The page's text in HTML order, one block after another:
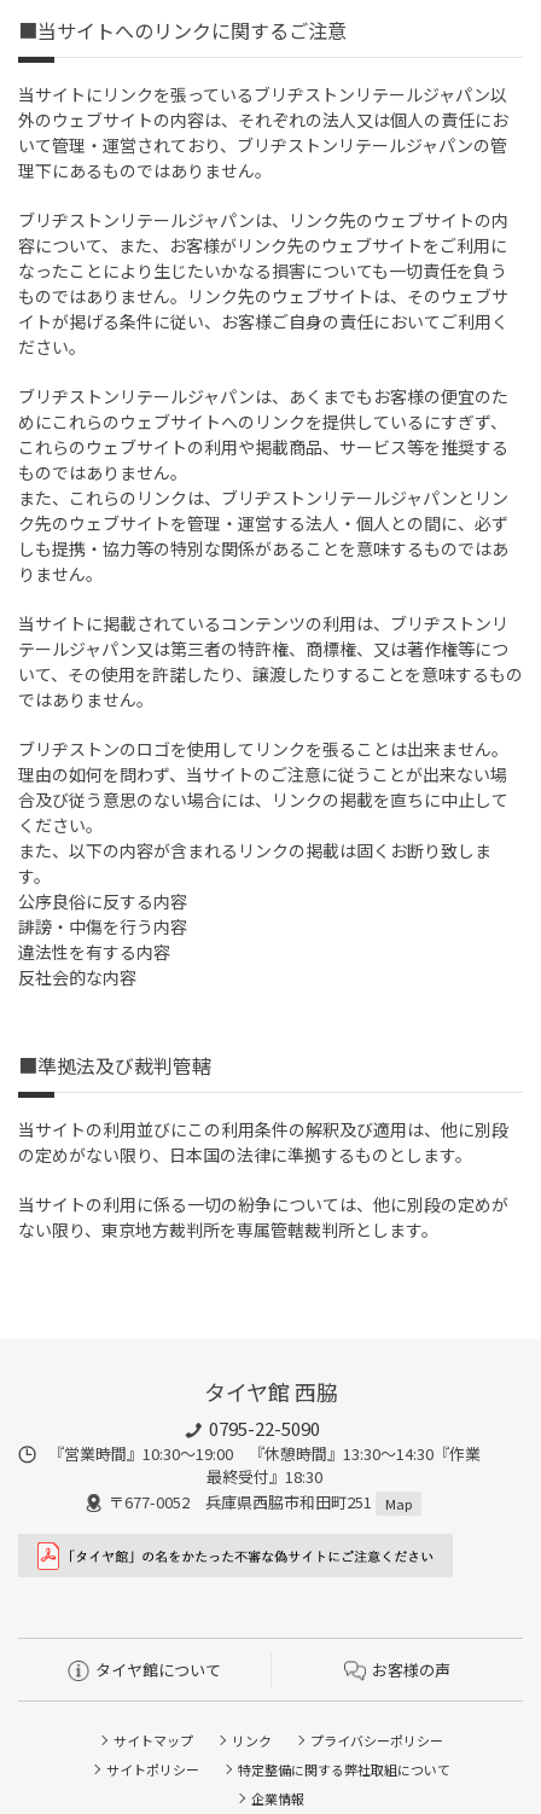
■当サイトへのリンクに関するご注意
当サイトにリンクを張っているブリヂストンリテールジャパン以
外のウェブサイトの内容は、それぞれの法人又は個人の責任にお
いて管理・運営されており、ブリヂストンリテールジャパンの管
理下にあるものではありません。
ブリヂストンリテールジャパンは、リンク先のウェブサイトの内
容について、また、お客様がリンク先のウェブサイトをご利用に
なったことにより生じたいかなる損害についても一切責任を負う
ものではありません。リンク先のウェブサイトは、そのウェブサ
イトが掲げる条件に従い、お客様ご自身の責任においてご利用く
ださい。
ブリヂストンリテールジャパンは、あくまでもお客様の便宜のた
めにこれらのウェブサイトへのリンクを提供しているにすぎず、
これらのウェブサイトの利用や掲載商品、サービス等を推奨する
ものではありません。
また、これらのリンクは、ブリヂストンリテールジャパンとリン
ク先のウェブサイトを管理・運営する法人・個人との間に、必ず
しも提携・協力等の特別な関係があることを意味するものではあ
りません。
当サイトに掲載されているコンテンツの利用は、ブリヂストンリ
テールジャパン又は第三者の特許権、商標権、又は著作権等につ
いて、その使用を許諾したり、譲渡したりすることを意味するもの
ではありません。
ブリヂストンのロゴを使用してリンクを張ることは出来ません。
理由の如何を問わず、当サイトのご注意に従うことが出来ない場
合及び従う意思のない場合には、リンクの掲載を直ちに中止して
ください。
また、以下の内容が含まれるリンクの掲載は固くお断り致しま
す。
公序良俗に反する内容
誹謗・中傷を行う内容
違法性を有する内容
反社会的な内容
■準拠法及び裁判管轄
当サイトの利用並びにこの利用条件の解釈及び適用は、他に別段
の定めがない限り、日本国の法律に準拠するものとします。
当サイトの利用に係る一切の紛争については、他に別段の定めが
ない限り、東京地方裁判所を専属管轄裁判所とします。
タイヤ館 西脇
0795-22-5090
『営業時間』10:30～19:00 『休憩時間』13:30～14:30『作業
最終受付』18:30
〒677-0052 兵庫県西脇市和田町251
Map
タイヤ館について お客様の声
サイトマップ リンク
プライバシーポリシー
サイトポリシー
特定整備に関する弊社取組について
企業情報